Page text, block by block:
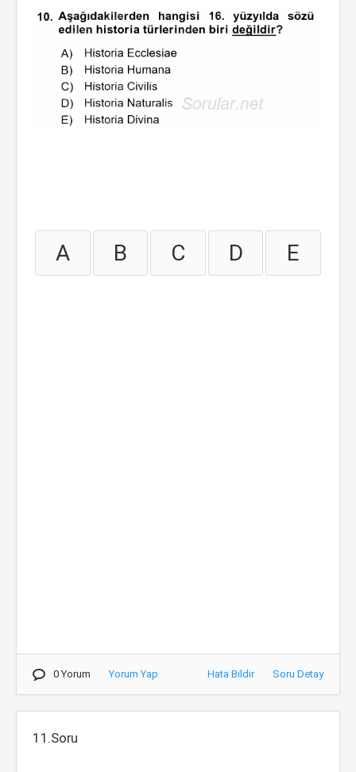
A B C D E
0 Yorum Yorum Yap Hata Bildir Soru Detay
11.Soru